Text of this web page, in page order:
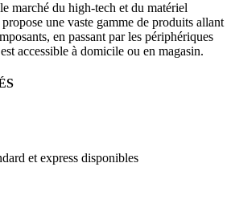
marché du high-tech et du matériel
une vaste gamme de produits allant
en passant par les périphériques
accessible à domicile ou en magasin.
et express disponibles